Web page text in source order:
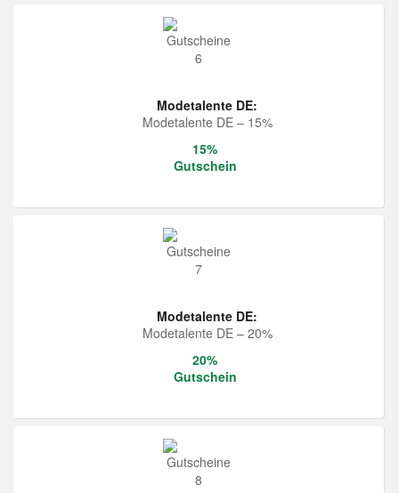
Modetalente DE:
Modetalente DE – 15%
15%
Gutschein
Modetalente DE:
Modetalente DE – 20%
20%
Gutschein